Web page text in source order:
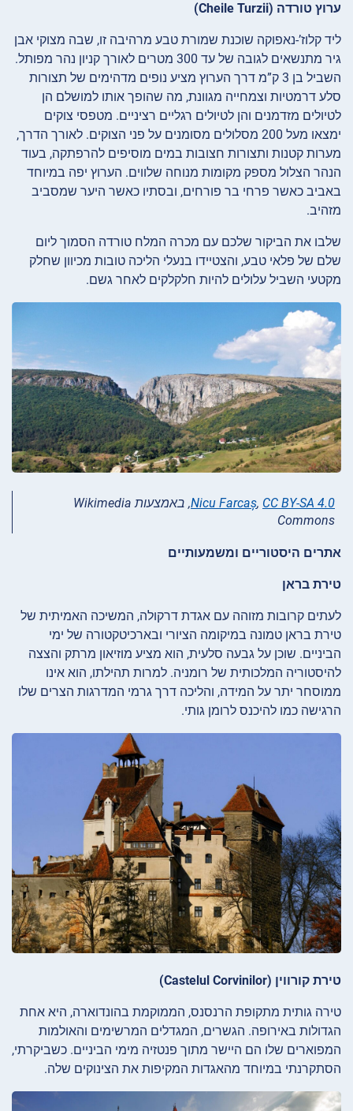
ערוץ טורדה (Cheile Turzii)
ליד קלוז’-נאפוקה שוכנת שמורת טבע מרהיבה זו, שבה מצוקי אבן
גיר מתנשאים לגובה של עד 300 מטרים לאורך קניון נהר מפותל.
השביל בן 3 ק”מ דרך הערוץ מציע נופים מדהימים של תצורות
סלע דרמטיות וצמחייה מגוונת, מה שהופך אותו למושלם הן
לטיולים מזדמנים והן לטיולים רגליים רציניים. מטפסי צוקים
ימצאו מעל 200 מסלולים מסומנים על פני הצוקים. לאורך הדרך,
מערות קטנות ותצורות חצובות במים מוסיפים להרפתקה, בעוד
הנהר הצלול מספק מקומות מנוחה שלווים. הערוץ יפה במיוחד
באביב כאשר פרחי בר פורחים, ובסתיו כאשר היער שמסביב
מזהיב.
שלבו את הביקור שלכם עם מכרה המלח טורדה הסמוך ליום
שלם של פלאי טבע, והצטיידו בנעלי הליכה טובות מכיוון שחלק
מקטעי השביל עלולים להיות חלקלקים לאחר גשם.
Nicu Farcaș, CC BY-SA 4.0
, באמצעות Wikimedia
Commons
אתרים היסטוריים ומשמעותיים
טירת בראן
לעתים קרובות מזוהה עם אגדת דרקולה, המשיכה האמיתית של
טירת בראן טמונה במיקומה הציורי ובארכיטקטורה של ימי
הביניים. שוכן על גבעה סלעית, הוא מציע מוזיאון מרתק והצצה
להיסטוריה המלכותית של רומניה. למרות תהילתו, הוא אינו
ממוסחר יתר על המידה, והליכה דרך גרמי המדרגות הצרים שלו
הרגישה כמו להיכנס לרומן גותי.
טירת קורווין (Castelul Corvinilor)
טירה גותית מתקופת הרנסנס, הממוקמת בהונדוארה, היא אחת
הגדולות באירופה. הגשרים, המגדלים המרשימים והאולמות
המפוארים שלו הם היישר מתוך פנטזיה מימי הביניים. כשביקרתי,
הסתקרנתי במיוחד מהאגדות המקיפות את הצינוקים שלה.